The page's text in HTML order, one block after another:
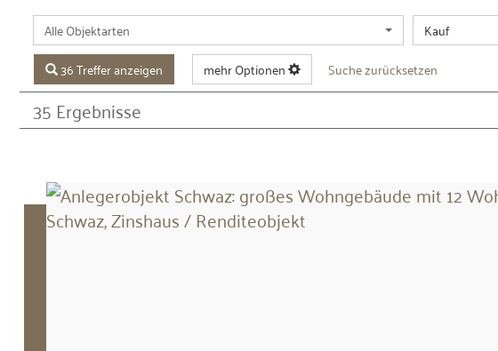
Alle Objektarten Kauf
36 Treffer anzeigen
mehr Optionen Suche zurücksetzen
35 Ergebnisse